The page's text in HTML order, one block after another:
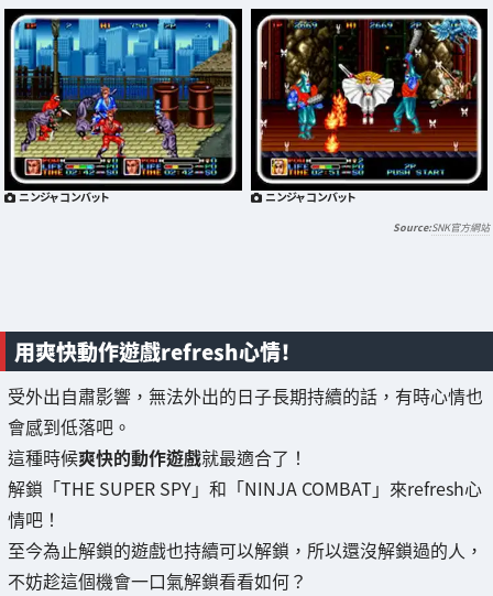
ニンジャコンバット ニンジャコンバット
SNK官方網站
用爽快動作遊戲refresh心情！
受外出自肅影響，無法外出的日子長期持續的話，有時心情也
會感到低落吧。
這種時候爽快的動作遊戲就最適合了！
解鎖「THE SUPER SPY」和「NINJA COMBAT」來refresh心
情吧！
至今為止解鎖的遊戲也持續可以解鎖，所以還沒解鎖過的人，
不妨趁這個機會一口氣解鎖看看如何？